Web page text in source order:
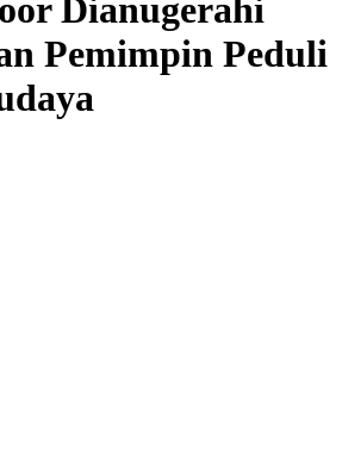
Dianugerahi
Pemimpin Peduli